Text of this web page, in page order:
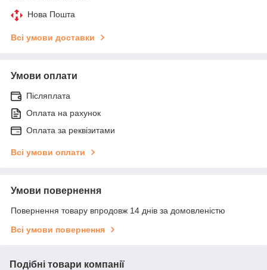
Нова Пошта
Всі умови доставки
Умови оплати
Післяплата
Оплата на рахунок
Оплата за реквізитами
Всі умови оплати
Умови повернення
Повернення товару впродовж 14 днів за домовленістю
Всі умови повернення
Подібні товари компанії